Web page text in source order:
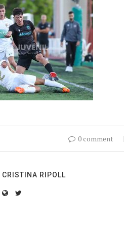
0 comment
CRISTINA RIPOLL